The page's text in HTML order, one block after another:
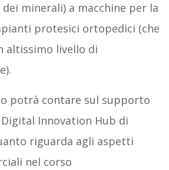
minerali) a macchine per la
protesici ortopedici (che
altissimo livello di
potrà contare sul supporto
Innovation Hub di
riguarda agli aspetti
nel corso